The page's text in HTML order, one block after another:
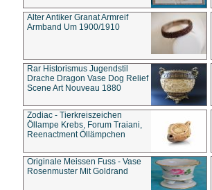
Alter Antiker Granat Armreif
Armband Um 1900/1910
Rar Historismus Jugendstil
Drache Dragon Vase Dog Relief
Scene Art Nouveau 1880
Zodiac - Tierkreiszeichen
Öllampe Krebs, Forum Traiani,
Reenactment Öllämpchen
Originale Meissen Fuss - Vase
Rosenmuster Mit Goldrand